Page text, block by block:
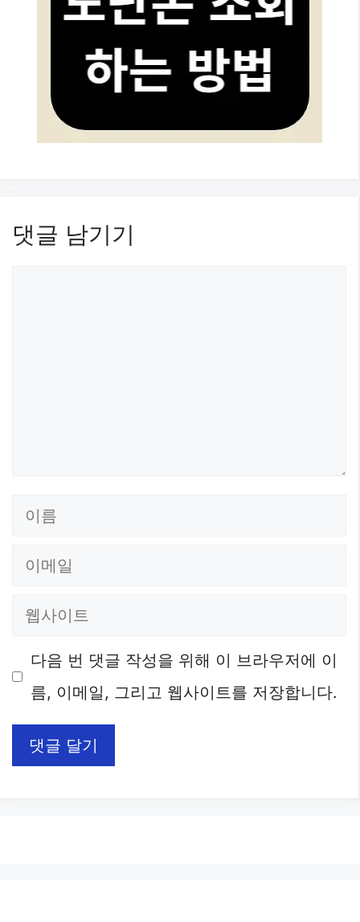
댓글 남기기
이
이
웹
이
다음 번 댓글 작성을 위해 이 브라우저에 이
름, 이메일, 그리고 웹사이트를 저장합니다.